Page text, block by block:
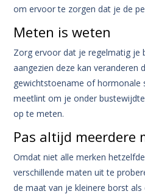
om ervoor te zorgen dat je de
Meten is weten
Zorg ervoor dat je regelmatig je
aangezien deze kan veranderen
gewichtstoename of hormonale
meetlint om je onder
op te meten.
Pas altijd meerdere
Omdat niet alle merken
verschillende maten uit te
de maat van je kleinere borst